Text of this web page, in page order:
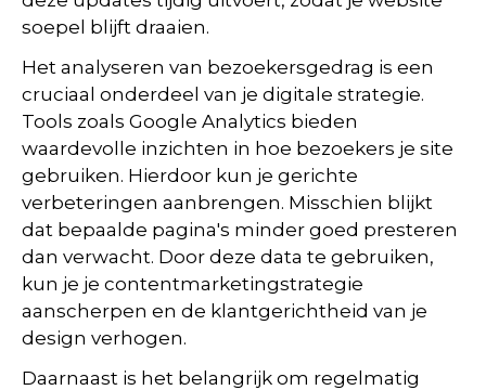
soepel blijft draaien.
Het analyseren van bezoekersgedrag is een
cruciaal onderdeel van je digitale strategie.
Tools zoals Google Analytics bieden
waardevolle inzichten in hoe bezoekers je site
gebruiken. Hierdoor kun je gerichte
verbeteringen aanbrengen. Misschien blijkt
dat bepaalde pagina's minder goed presteren
dan verwacht. Door deze data te gebruiken,
kun je je contentmarketingstrategie
aanscherpen en de klantgerichtheid van je
design verhogen.
Daarnaast is het belangrijk om regelmatig